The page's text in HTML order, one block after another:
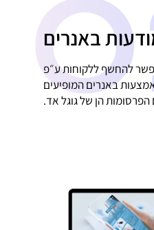
באנרים
להחשף ללקוחות ע״פ
באנרים המופיעים
הן של גוגל אד.